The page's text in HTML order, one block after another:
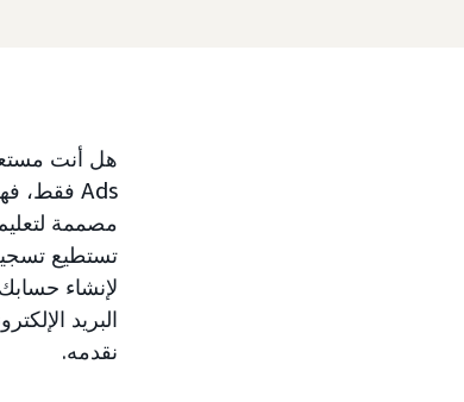
Ads فقط، فهي مورد مجاني يتضمن دورات تدريبية و
تستطيع
البريد
نقدمه.